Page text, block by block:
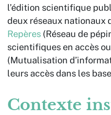
l’édition scientifique
deux réseaux nationaux
Repères (Réseau de
scientifiques en accès
(Mutualisation
leurs accès dans les
Contexte